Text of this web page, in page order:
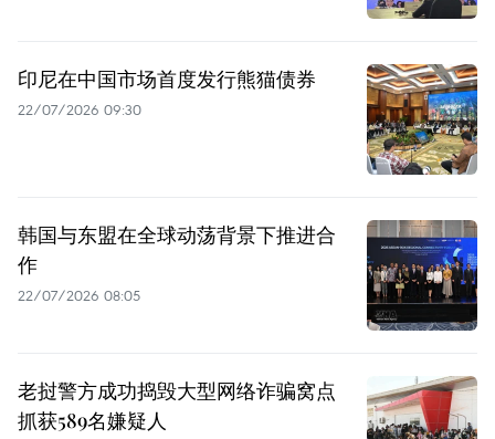
印尼在中国市场首度发行熊猫债券
22/07/2026 09:30
韩国与东盟在全球动荡背景下推进合
作
22/07/2026 08:05
老挝警方成功捣毁大型网络诈骗窝点
抓获589名嫌疑人